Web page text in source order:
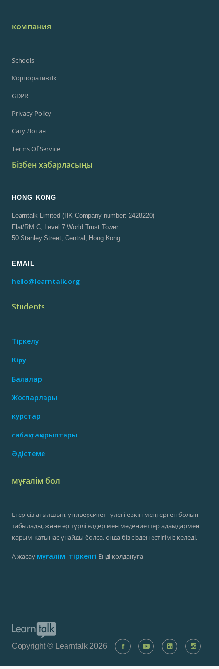
компания
Schools
Корпоративтік
GDPR
Privacy Policy
Сату Логин
Terms Of Service
Бізбен хабарласыңы
HONG KONG
Learntalk Limited (HK Company number: 2428220)
Flat/RM C, Level 7 World Trust Tower
50 Stanley Street, Central, Hong Kong
EMAIL
hello@learntalk.org
Students
Тіркелу
Кіру
Балалар
Жоспарлары
курстар
сабақ тақырыптары
Әдістеме
мұғалім бол
Егер сіз ағылшын, университет түлегі еркін меңгерген болып
табылады, және әр түрлі елдер мен мәдениеттер адамдармен
қарым-қатынас ұнайды болса, онда біз сізден естігіміз келеді.
А жасау мұғалімі тіркелгі Енді қолдануға
Copyright © Learntalk 2026